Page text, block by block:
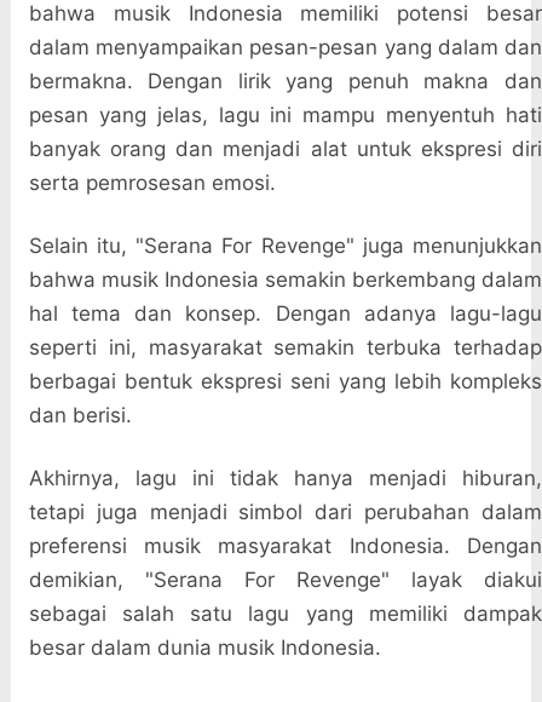
bahwa musik Indonesia memiliki potensi besar
dalam menyampaikan pesan-pesan yang dalam dan
bermakna. Dengan lirik yang penuh makna dan
pesan yang jelas, lagu ini mampu menyentuh hati
banyak orang dan menjadi alat untuk ekspresi diri
serta pemrosesan emosi.
Selain itu, "Serana For Revenge" juga menunjukkan
bahwa musik Indonesia semakin berkembang dalam
hal tema dan konsep. Dengan adanya lagu-lagu
seperti ini, masyarakat semakin terbuka terhadap
berbagai bentuk ekspresi seni yang lebih kompleks
dan berisi.
Akhirnya, lagu ini tidak hanya menjadi hiburan,
tetapi juga menjadi simbol dari perubahan dalam
preferensi musik masyarakat Indonesia. Dengan
demikian, "Serana For Revenge" layak diakui
sebagai salah satu lagu yang memiliki dampak
besar dalam dunia musik Indonesia.